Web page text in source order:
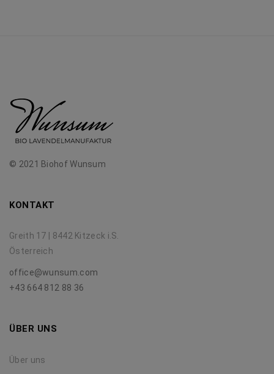
© 2021 Biohof Wunsum
KONTAKT
Greith 17 | 8442 Kitzeck i.S.
Österreich
office@wunsum.com
+43 664 812 88 36
ÜBER UNS
Über uns